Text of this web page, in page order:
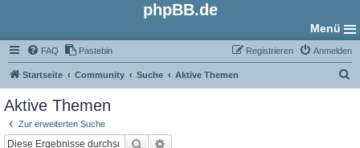
phpBB.de
Menü
FAQ Pastebin Anmelden
Registrieren
Startseite Community Suche Aktive Themen
Aktive Themen
Zur erweiterten Suche
Suche